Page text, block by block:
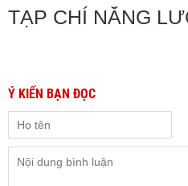
TẠP CHÍ NĂNG
Ý KIẾN BẠN ĐỌC